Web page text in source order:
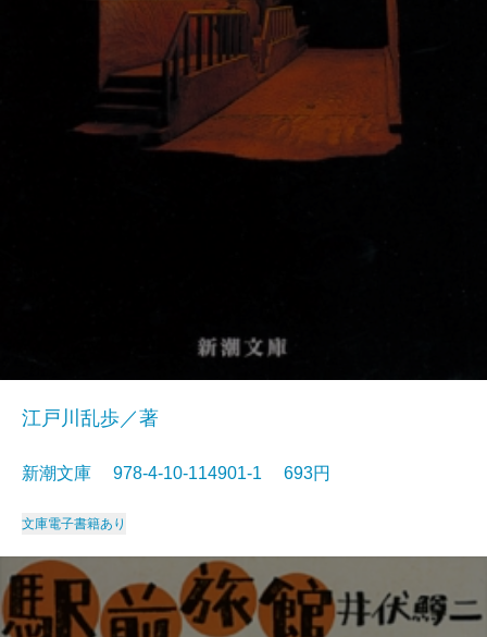
江戸川乱歩／著
新潮文庫 978-4-10-114901-1 693円
文庫電子書籍あり